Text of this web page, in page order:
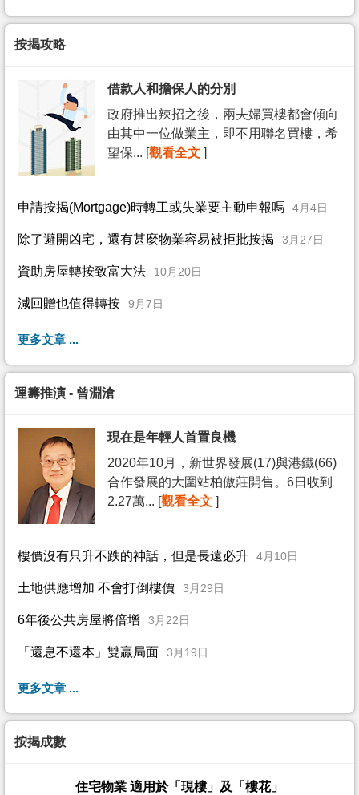
按揭攻略
借款人和擔保人的分別
政府推出辣招之後，兩夫婦買樓都會傾向
由其中一位做業主，即不用聯名買樓，希
望保... [觀看全文 ]
申請按揭(Mortgage)時轉工或失業要主動申報嗎 4月4日
除了避開凶宅，還有甚麼物業容易被拒批按揭 3月27日
資助房屋轉按致富大法 10月20日
減回贈也值得轉按 9月7日
更多文章 ...
運籌推演 - 曾淵滄
現在是年輕人首置良機
2020年10月，新世界發展(17)與港鐵(66)
合作發展的大圍站柏傲莊開售。6日收到
2.27萬... [觀看全文 ]
樓價沒有只升不跌的神話，但是長遠必升 4月10日
土地供應增加 不會打倒樓價 3月29日
6年後公共房屋將倍增 3月22日
「還息不還本」雙贏局面 3月19日
更多文章 ...
按揭成數
住宅物業 適用於「現樓」及「樓花」